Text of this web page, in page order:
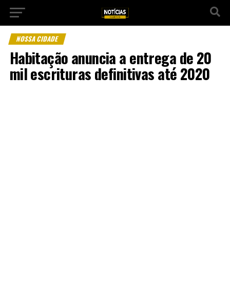
NOSSA CIDADE
Habitação anuncia a entrega de 20
mil escrituras definitivas até 2020